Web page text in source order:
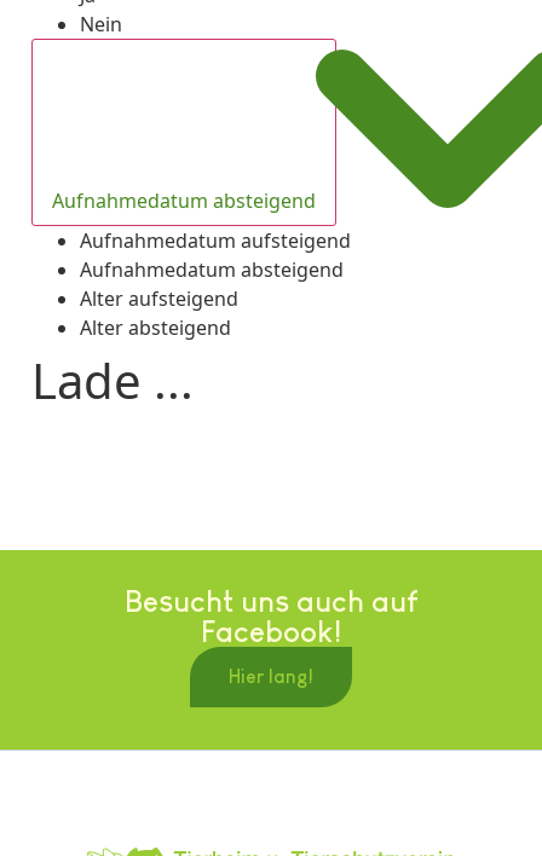
Nein
Aufnahmedatum absteigend
Aufnahmedatum aufsteigend
Aufnahmedatum absteigend
Alter aufsteigend
Alter absteigend
Lade ...
Besucht uns auch auf
Facebook!
Hier lang!